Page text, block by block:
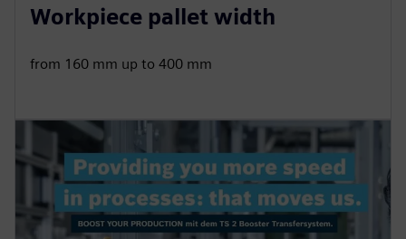
Workpiece pallet width
from 160 mm up to 400 mm